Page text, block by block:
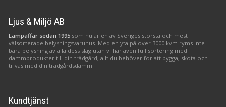
Ljus & Miljö AB
Lampaffär sedan 1995 som nu är en av Sveriges största och mest
välsorterade belysningsvaruhus. Med en yta på över 3000 kvm ryms inte
bara belysning av alla dess slag utan vi har även full sortering med
dammprodukter till din trädgård, allt du behöver för att bygga, sköta och
trivas med din trädgårdsdamm.
Kundtjänst